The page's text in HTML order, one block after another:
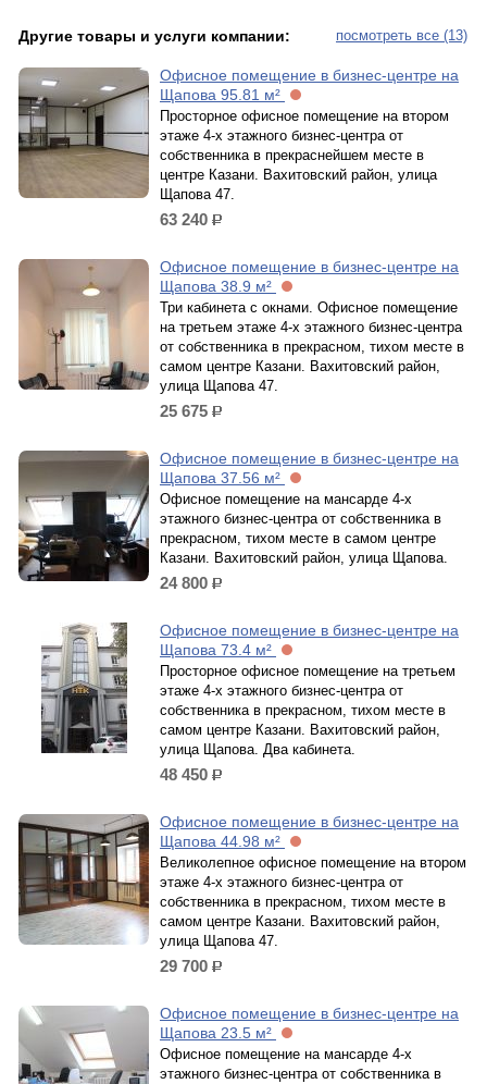
посмотреть все (13)
Другие товары и услуги компании:
Офисное помещение в бизнес-центре на
Щапова 95.81 м²
Просторное офисное помещение на втором
этаже 4-х этажного бизнес-центра от
собственника в прекраснейшем месте в
центре Казани. Вахитовский район, улица
Щапова 47.
63 240 р.
Офисное помещение в бизнес-центре на
Щапова 38.9 м²
Три кабинета с окнами. Офисное помещение
на третьем этаже 4-х этажного бизнес-центра
от собственника в прекрасном, тихом месте в
самом центре Казани. Вахитовский район,
улица Щапова 47.
25 675 р.
Офисное помещение в бизнес-центре на
Щапова 37.56 м²
Офисное помещение на мансарде 4-х
этажного бизнес-центра от собственника в
прекрасном, тихом месте в самом центре
Казани. Вахитовский район, улица Щапова.
24 800 р.
Офисное помещение в бизнес-центре на
Щапова 73.4 м²
Просторное офисное помещение на третьем
этаже 4-х этажного бизнес-центра от
собственника в прекрасном, тихом месте в
самом центре Казани. Вахитовский район,
улица Щапова. Два кабинета.
48 450 р.
Офисное помещение в бизнес-центре на
Щапова 44.98 м²
Великолепное офисное помещение на втором
этаже 4-х этажного бизнес-центра от
собственника в прекрасном, тихом месте в
самом центре Казани. Вахитовский район,
улица Щапова 47.
29 700 р.
Офисное помещение в бизнес-центре на
Щапова 23.5 м²
Офисное помещение на мансарде 4-х
этажного бизнес-центра от собственника в